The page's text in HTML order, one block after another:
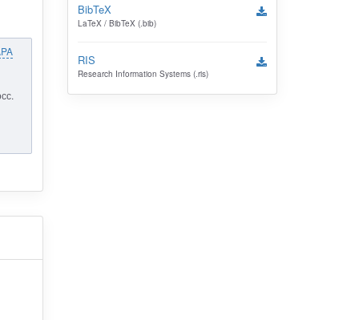
BibTeX
LaTeX / BibTeX (.bib)
RIS
Research Information Systems (.ris)